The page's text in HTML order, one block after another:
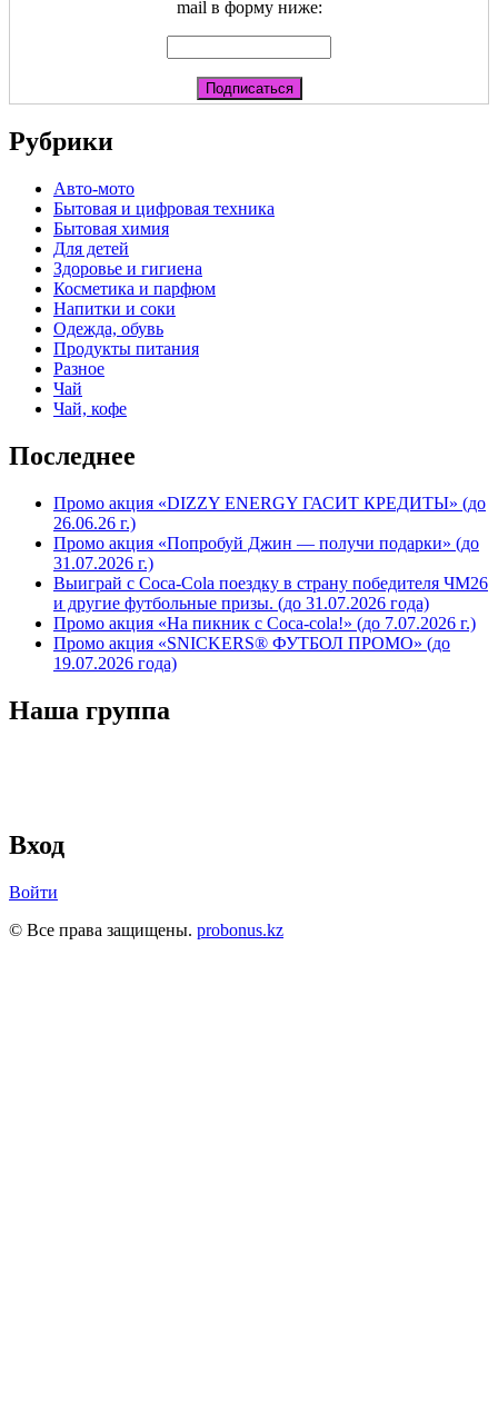
mail в форму ниже:
Рубрики
Авто-мото
Бытовая и цифровая техника
Бытовая химия
Для детей
Здоровье и гигиена
Косметика и парфюм
Напитки и соки
Одежда, обувь
Продукты питания
Разное
Чай
Чай, кофе
Последнее
Промо акция «DIZZY ENERGY ГАСИТ КРЕДИТЫ» (до
26.06.26 г.)
Промо акция «Попробуй Джин — получи подарки» (до
31.07.2026 г.)
Выиграй с Coca-Cola поездку в страну победителя ЧМ26
и другие футбольные призы. (до 31.07.2026 года)
Промо акция «На пикник с Coca-cola!» (до 7.07.2026 г.)
Промо акция «SNICKERS® ФУТБОЛ ПРОМО» (до
19.07.2026 года)
Наша группа
Вход
Войти
© Все права защищены. probonus.kz